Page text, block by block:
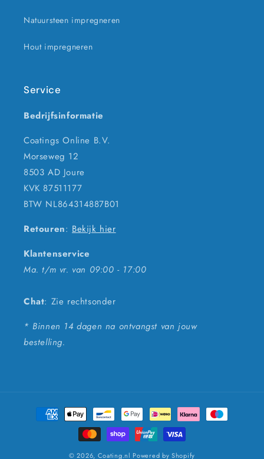
Natuursteen impregneren
Hout impregneren
Service
Bedrijfsinformatie
Coatings Online B.V.
Morseweg 12
8503 AD Joure
KVK 87511177
BTW NL864314887B01
Retouren: Bekijk hier
Klantenservice
Ma. t/m vr. van 09:00 - 17:00
Chat: Zie rechtsonder
* Binnen 14 dagen na ontvangst van jouw
bestelling.
Betaalmethoden
© 2026, Coating.nl Powered by Shopify